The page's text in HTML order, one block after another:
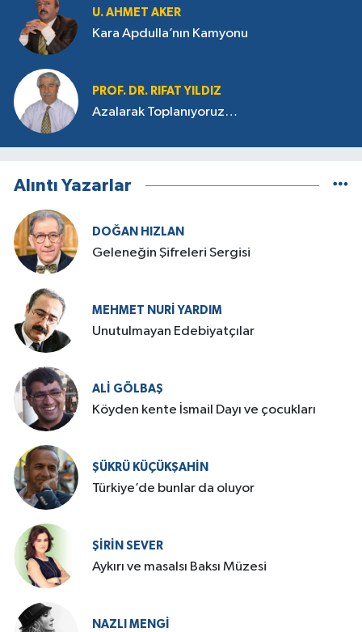
U. AHMET AKER
Kara Apdulla’nın Kamyonu
PROF. DR. RIFAT YILDIZ
Azalarak Toplanıyoruz…
Alıntı Yazarlar
DOĞAN HIZLAN
Geleneğin Şifreleri Sergisi
MEHMET NURI YARDIM
​Unutulmayan Edebiyatçılar
ALI GÖLBAŞ
Köyden kente İsmail Dayı ve çocukları
ŞÜKRÜ KÜÇÜKŞAHIN
Türkiye’de bunlar da oluyor
ŞIRIN SEVER
Aykırı ve masalsı Baksı Müzesi
NAZLI MENGI